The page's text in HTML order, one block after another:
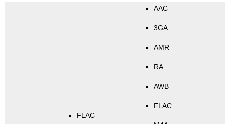
FLAC
AAC
3GA
AMR
RA
AWB
FLAC